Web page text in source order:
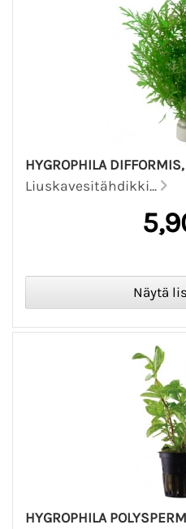
HYGROPHILA
Liuskavesitähdikki...
HYGROPHILA